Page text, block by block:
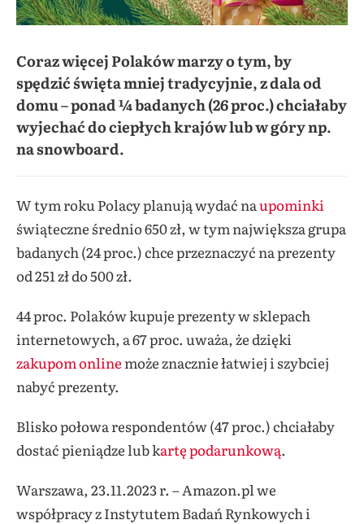
Coraz więcej Polaków marzy o tym, by
spędzić święta mniej tradycyjnie, z dala od
domu – ponad ¼ badanych (26 proc.) chciałaby
wyjechać do ciepłych krajów lub w góry np.
na snowboard.
W tym roku Polacy planują wydać naupominki
świąteczne średnio 650 zł, w tym największa grupa
badanych (24 proc.) chce przeznaczyć na prezenty
od 251 zł do 500 zł.
44 proc. Polaków kupuje prezenty w sklepach
internetowych, a 67 proc. uważa, że dzięki
zakupom online może znacznie łatwiej i szybciej
nabyć prezenty.
Blisko połowa respondentów (47 proc.) chciałaby
dostać pieniądze lub kartę podarunkową.
Warszawa, 23.11.2023 r. – Amazon.pl we
współpracy z Instytutem Badań Rynkowych i